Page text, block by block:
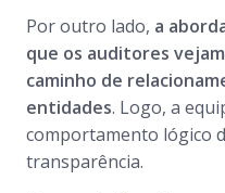
Por outro lado, a
que os auditores
caminho de
entidades. Logo, a
comportamento lógico
transparência.